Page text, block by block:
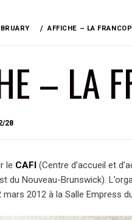
AFFICHE – LA
– LA
28
le CAFI (Centre d’accueil et
du Nouveau-Brunswick).
mars 2012 à la Salle Empress